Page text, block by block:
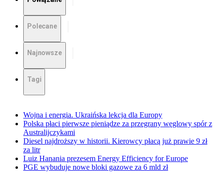
Polecane
Najnowsze
Tagi
Wojna i energia. Ukraińska lekcja dla Europy
Polska płaci pierwsze pieniądze za przegrany węglowy spór z
Australijczykami
Diesel najdroższy w historii. Kierowcy płacą już prawie 9 zł
za litr
Luiz Hanania prezesem Energy Efficiency for Europe
PGE wybuduje nowe bloki gazowe za 6 mld zł